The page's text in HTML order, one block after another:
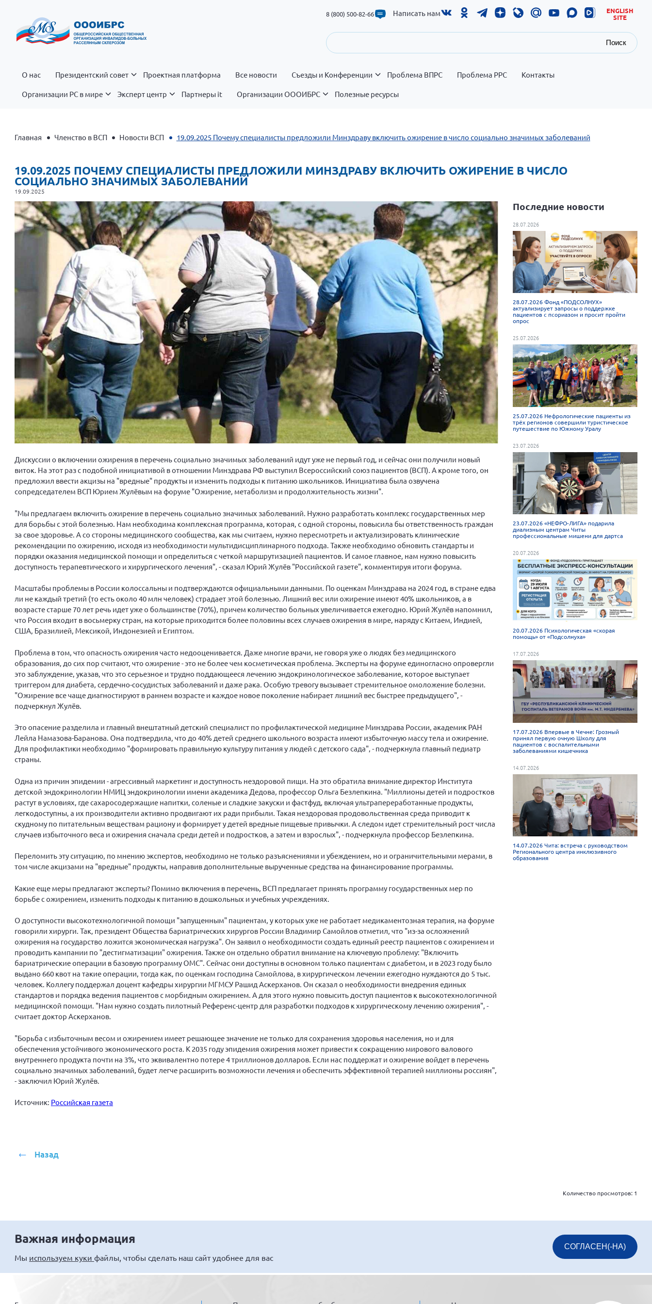
8 (800) 500-82-66 Написать нам
ENGLISH
SITE
Поиск
О нас Президентский совет Проектная платформа Все новости Съезды и Конференции Проблема ВПРС Проблема РРС Контакты
Организации РС в мире Эксперт центр Партнеры it Организации ОООИБРС Полезные ресурсы
Главная Членство в ВСП Новости ВСП 19.09.2025 Почему специалисты предложили Минздраву включить ожирение в число социально значимых заболеваний
19.09.2025 ПОЧЕМУ СПЕЦИАЛИСТЫ ПРЕДЛОЖИЛИ МИНЗДРАВУ ВКЛЮЧИТЬ ОЖИРЕНИЕ В ЧИСЛО
СОЦИАЛЬНО ЗНАЧИМЫХ ЗАБОЛЕВАНИЙ
19.09.2025
Дискуссии о включении ожирения в перечень социально значимых заболеваний идут уже не первый год, и сейчас они получили новый
виток. На этот раз с подобной инициативой в отношении Минздрава РФ выступил Всероссийский союз пациентов (ВСП). А кроме того, он
предложил ввести акцизы на "вредные" продукты и изменить подходы к питанию школьников. Инициатива была озвучена
сопредседателем ВСП Юрием Жулёвым на форуме "Ожирение, метаболизм и продолжительность жизни".
"Мы предлагаем включить ожирение в перечень социально значимых заболеваний. Нужно разработать комплекс государственных мер
для борьбы с этой болезнью. Нам необходима комплексная программа, которая, с одной стороны, повысила бы ответственность граждан
за свое здоровье. А со стороны медицинского сообщества, как мы считаем, нужно пересмотреть и актуализировать клинические
рекомендации по ожирению, исходя из необходимости мультидисциплинарного подхода. Также необходимо обновить стандарты и
порядки оказания медицинской помощи и определиться с четкой маршрутизацией пациентов. И самое главное, нам нужно повысить
доступность терапевтического и хирургического лечения", - сказал Юрий Жулёв "Российской газете", комментируя итоги форума.
Масштабы проблемы в России колоссальны и подтверждаются официальными данными. По оценкам Минздрава на 2024 год, в стране едва
ли не каждый третий (то есть около 40 млн человек) страдает этой болезнью. Лишний вес или ожирение имеют 40% школьников, а в
возрасте старше 70 лет речь идет уже о большинстве (70%), причем количество больных увеличивается ежегодно. Юрий Жулёв напомнил,
что Россия входит в восьмерку стран, на которые приходится более половины всех случаев ожирения в мире, наряду с Китаем, Индией,
США, Бразилией, Мексикой, Индонезией и Египтом.
Проблема в том, что опасность ожирения часто недооценивается. Даже многие врачи, не говоря уже о людях без медицинского
образования, до сих пор считают, что ожирение - это не более чем косметическая проблема. Эксперты на форуме единогласно опровергли
это заблуждение, указав, что это серьезное и трудно поддающееся лечению эндокринологическое заболевание, которое выступает
триггером для диабета, сердечно-сосудистых заболеваний и даже рака. Особую тревогу вызывает стремительное омоложение болезни.
"Ожирение все чаще диагностируют в раннем возрасте и каждое новое поколение набирает лишний вес быстрее предыдущего", -
подчеркнул Жулёв.
Это опасение разделила и главный внештатный детский специалист по профилактической медицине Минздрава России, академик РАН
Лейла Намазова-Баранова. Она подтвердила, что до 40% детей среднего школьного возраста имеют избыточную массу тела и ожирение.
Для профилактики необходимо "формировать правильную культуру питания у людей с детского сада", - подчеркнула главный педиатр
страны.
Одна из причин эпидемии - агрессивный маркетинг и доступность нездоровой пищи. На это обратила внимание директор Института
детской эндокринологии НМИЦ эндокринологии имени академика Дедова, профессор Ольга Безлепкина. "Миллионы детей и подростков
растут в условиях, где сахаросодержащие напитки, соленые и сладкие закуски и фастфуд, включая ультрапереработанные продукты,
легкодоступны, а их производители активно продвигают их ради прибыли. Такая нездоровая продовольственная среда приводит к
скудному по питательным веществам рациону и формирует у детей вредные пищевые привычки. А следом идет стремительный рост числа
случаев избыточного веса и ожирения сначала среди детей и подростков, а затем и взрослых", - подчеркнула профессор Безлепкина.
Переломить эту ситуацию, по мнению экспертов, необходимо не только разъяснениями и убеждением, но и ограничительными мерами, в
том числе акцизами на "вредные" продукты, направив дополнительные вырученные средства на финансирование программы.
Какие еще меры предлагают эксперты? Помимо включения в перечень, ВСП предлагает принять программу государственных мер по
борьбе с ожирением, изменить подходы к питанию в дошкольных и учебных учреждениях.
О доступности высокотехнологичной помощи "запущенным" пациентам, у которых уже не работает медикаментозная терапия, на форуме
говорили хирурги. Так, президент Общества бариатрических хирургов России Владимир Самойлов отметил, что "из-за осложнений
ожирения на государство ложится экономическая нагрузка". Он заявил о необходимости создать единый реестр пациентов с ожирением и
проводить кампании по "дестигматизации" ожирения. Также он отдельно обратил внимание на ключевую проблему: "Включить
бариатрические операции в базовую программу ОМС". Сейчас они доступны в основном только пациентам с диабетом, и в 2023 году было
выдано 660 квот на такие операции, тогда как, по оценкам господина Самойлова, в хирургическом лечении ежегодно нуждаются до 5 тыс.
человек. Коллегу поддержал доцент кафедры хирургии МГМСУ Рашид Аскерханов. Он сказал о необходимости внедрения единых
стандартов и порядка ведения пациентов с морбидным ожирением. А для этого нужно повысить доступ пациентов к высокотехнологичной
медицинской помощи. "Нам нужно создать пилотный Референс-центр для разработки подходов к хирургическому лечению ожирения", -
считает доктор Аскерханов.
"Борьба с избыточным весом и ожирением имеет решающее значение не только для сохранения здоровья населения, но и для
обеспечения устойчивого экономического роста. К 2035 году эпидемия ожирения может привести к сокращению мирового валового
внутреннего продукта почти на 3%, что эквивалентно потере 4 триллионов долларов. Если нас поддержат и ожирение войдет в перечень
социально значимых заболеваний, будет легче расширить возможности лечения и обеспечить эффективной терапией миллионы россиян",
- заключил Юрий Жулёв.
Источник: Российская газета
Последние новости
28.07.2026
28.07.2026 Фонд «ПОДСОЛНУХ»
актуализирует запросы о поддержке
пациентов с псориазом и просит пройти
опрос
25.07.2026
25.07.2026 Нефрологические пациенты из
трёх регионов совершили туристическое
путешествие по Южному Уралу
23.07.2026
23.07.2026 «НЕФРО-ЛИГА» подарила
диализным центрам Читы
профессиональные мишени для дартса
20.07.2026
20.07.2026 Психологическая «скорая
помощь» от «Подсолнуха»
17.07.2026
17.07.2026 Впервые в Чечне: Грозный
принял первую очную Школу для
пациентов с воспалительными
заболеваниями кишечника
14.07.2026
14.07.2026 Чита: встреча с руководством
Регионального центра инклюзивного
образования
Назад
Количество просмотров: 1
Важная информация
Мы используем куки файлы, чтобы сделать наш сайт удобнее для вас
СОГЛАСЕН(-НА)